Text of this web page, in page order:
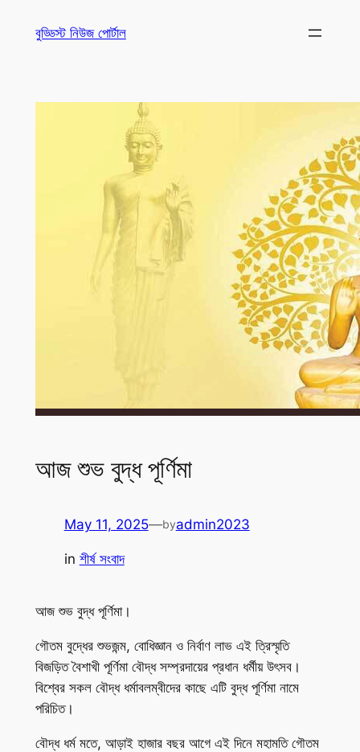
বুড্ডিস্ট নিউজ পোর্টাল
আজ শুভ বুদ্ধ পূর্ণিমা
May 11, 2025—byadmin2023
in শীর্ষ সংবাদ
আজ শুভ বুদ্ধ পূর্ণিমা।
গৌতম বুদ্ধের শুভজন্ম, বোধিজ্ঞান ও নির্বাণ লাভ এই ত্রিস্মৃতি
বিজড়িত বৈশাখী পূর্ণিমা বৌদ্ধ সম্প্রদায়ের প্রধান ধর্মীয় উৎসব।
বিশ্বের সকল বৌদ্ধ ধর্মাবলম্বীদের কাছে এটি বুদ্ধ পূর্ণিমা নামে
পরিচিত।
বৌদ্ধ ধর্ম মতে, আড়াই হাজার বছর আগে এই দিনে মহামতি গৌতম